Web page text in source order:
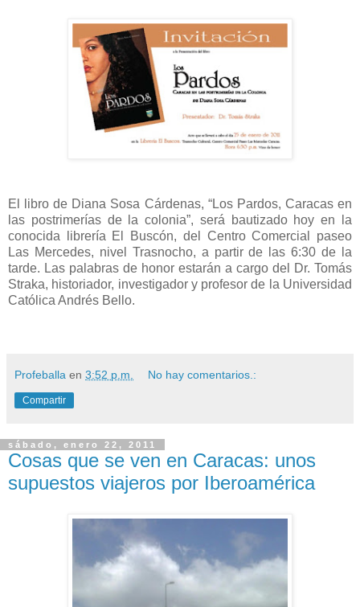
El libro de Diana Sosa Cárdenas, “Los Pardos, Caracas en
las postrimerías de la colonia”, será bautizado hoy en la
conocida librería El Buscón, del Centro Comercial paseo
Las Mercedes, nivel Trasnocho, a partir de las 6:30 de la
tarde. Las palabras de honor estarán a cargo del Dr. Tomás
Straka, historiador, investigador y profesor de la Universidad
Católica Andrés Bello.
Profeballa en 3:52 p.m. No hay comentarios.:
Compartir
sábado, enero 22, 2011
Cosas que se ven en Caracas: unos
supuestos viajeros por Iberoamérica